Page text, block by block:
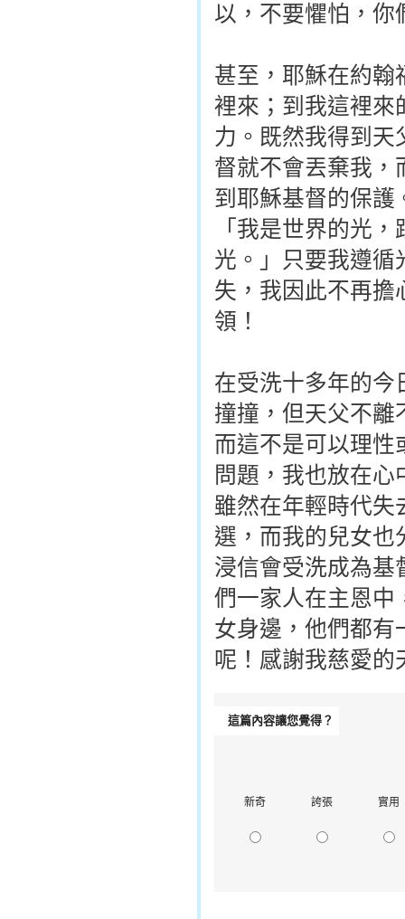
以，不要懼怕，你
甚至，耶穌在約翰
裡來；到我這裡來
力。既然我得到天
督就不會丟棄我，
到耶穌基督的保護
「我是世界的光
光。」只要我遵循
失，我因此不再擔
領！
在受洗十多年的今
撞撞，但天父不離
而這不是可以理性
問題，我也放在
雖然在年輕時代失
選，而我的兒女也
浸信會受洗成為基
們一家人在主恩中
女身邊，他們都有
呢！感謝我慈愛的
這篇內容讓您覺得？
新奇 誇張 實用